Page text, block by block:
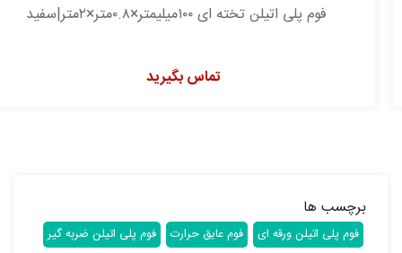
فوم پلی اتیلن تخته ای ۱۰۰میلیمتر×۰.۸متر×۲متر|سفید
تماس بگیرید
برچسب ها
فوم پلی اتیلن ورقه ای فوم عایق حرارت فوم پلی اتیلن ضربه گیر